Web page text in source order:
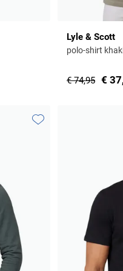
Lyle & Scott
polo-shirt
€ 74,95 €
Toevoegen aan